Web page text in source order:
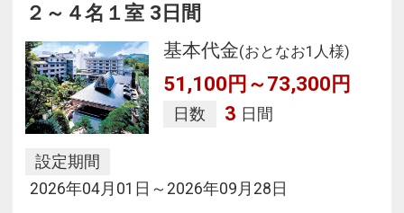
２～４名１室 3日間
基本代金(おとなお1人様)
51,100円～73,300円
日数 3 日間
設定期間
2026年04月01日～2026年09月28日